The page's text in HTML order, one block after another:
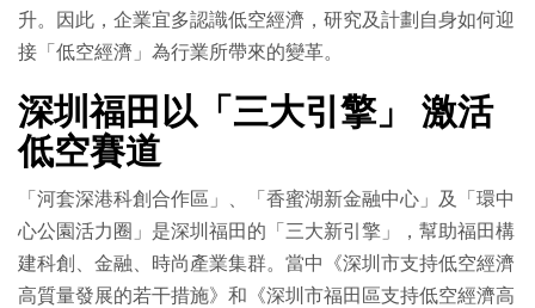
升。因此，企業宜多認識低空經濟，研究及計劃自身如何迎
接「低空經濟」為行業所帶來的變革。
深圳福田以「三大引擎」 激活
低空賽道
「河套深港科創合作區」、「香蜜湖新金融中心」及「環中
心公園活力圈」是深圳福田的「三大新引擎」，幫助福田構
建科創、金融、時尚產業集群。當中《深圳市支持低空經濟
高質量發展的若干措施》和《深圳市福田區支持低空經濟高